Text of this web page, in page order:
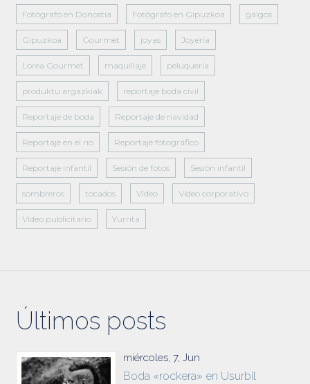
Fotógrafo en Donostia Fotógrafo en Gipuzkoa galgos
Gipuzkoa Gourmet joyas Joyería
Lorea Gourmet maquillaje peluquería
produktu argazkiak reportaje boda civil
Reportaje de boda Reportaje de navidad
Reportaje en el río Reportaje fotográfico
Reportaje infantil Sesión de fotos Sesión infantil
sombreros tocados Vídeo Vídeo corporativo
Vídeo publicitario Yurrita
Últimos posts
miércoles, 7, Jun
Boda «rockera» en Usurbil